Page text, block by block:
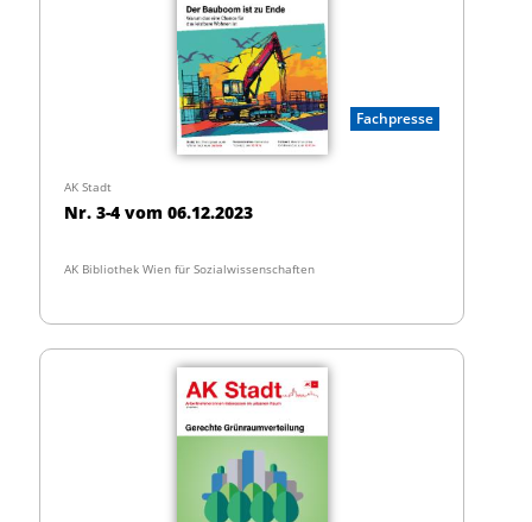
Fachpresse
AK Stadt
Nr. 3-4 vom 06.12.2023
AK Bibliothek Wien für Sozialwissenschaften